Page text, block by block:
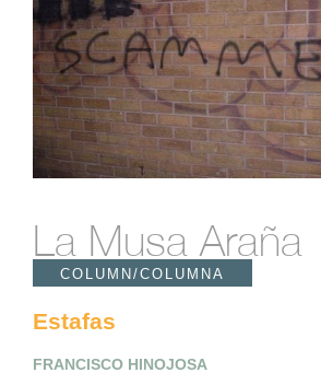
La Musa Araña
COLUMN/COLUMNA
Estafas
FRANCISCO HINOJOSA